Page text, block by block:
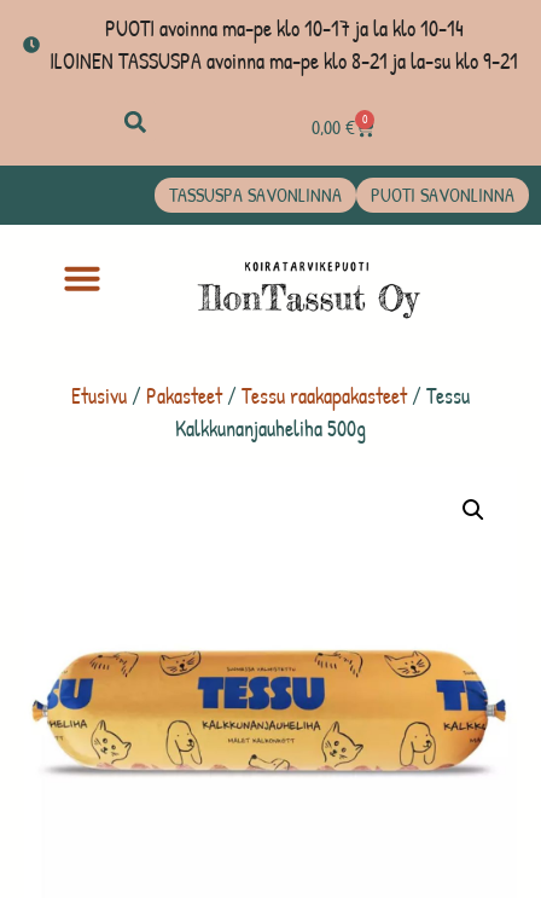
PUOTI avoinna ma-pe klo 10-17 ja la klo 10-14
ILOINEN TASSUSPA avoinna ma-pe klo 8-21 ja la-su klo 9-21
0,00€ 0
TASSUSPA SAVONLINNA PUOTI SAVONLINNA
Etusivu / Pakasteet/Tessu raakapakasteet/ Tessu
Kalkkunanjauheliha 500g